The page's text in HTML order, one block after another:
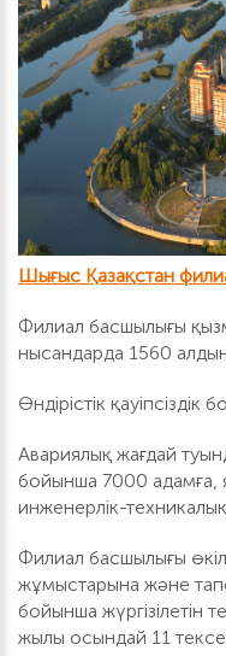
Шығыс Қазақстан
Филиал басшылығы
нысандарда 1560 алдын
Өндірістік
Авариялық жағдай
бойынша 7000
инженерлік-техникалық
Филиал басшылығы
жұмыстарына және
бойынша жүргізілетін
жылы осындай 11